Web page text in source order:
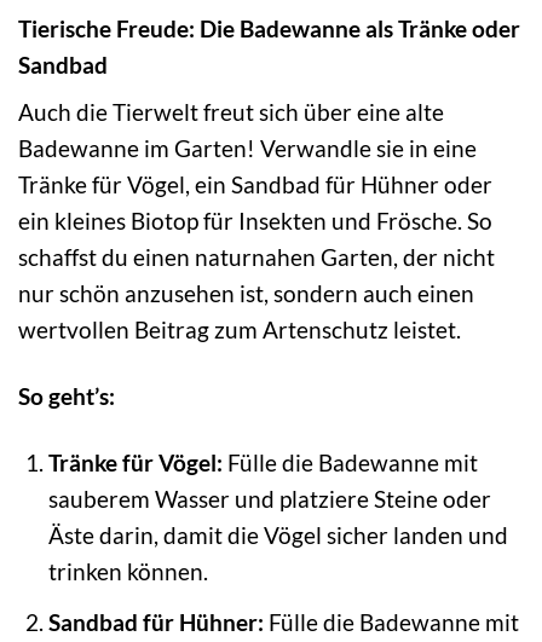
Tierische Freude: Die Badewanne als Tränke oder
Sandbad
Auch die Tierwelt freut sich über eine alte
Badewanne im Garten! Verwandle sie in eine
Tränke für Vögel, ein Sandbad für Hühner oder
ein kleines Biotop für Insekten und Frösche. So
schaffst du einen naturnahen Garten, der nicht
nur schön anzusehen ist, sondern auch einen
wertvollen Beitrag zum Artenschutz leistet.
So geht’s:
Tränke für Vögel: Fülle die Badewanne mit
sauberem Wasser und platziere Steine oder
Äste darin, damit die Vögel sicher landen und
trinken können.
Sandbad für Hühner: Fülle die Badewanne mit